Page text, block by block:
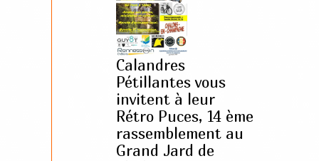
Calandres
Pétillantes vous
invitent à leur
Rétro Puces, 14 ème
rassemblement au
Grand Jard de